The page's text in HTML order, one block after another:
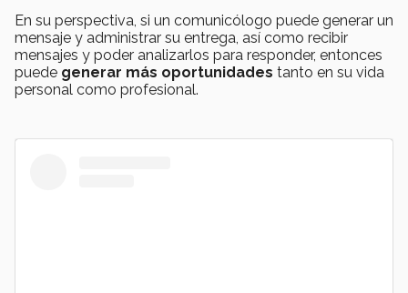
En su perspectiva, si un comunicólogo puede generar un
mensaje y administrar su entrega, así como recibir
mensajes y poder analizarlos para responder, entonces
puede generar más oportunidades tanto en su vida
personal como profesional.